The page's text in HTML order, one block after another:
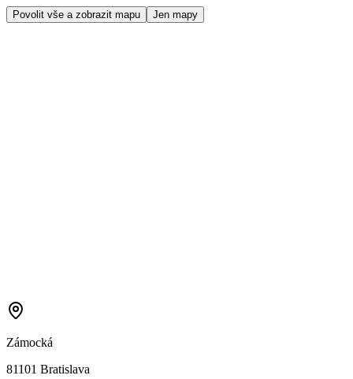
Povolit vše a zobrazit mapu Jen mapy
Zámocká
81101 Bratislava